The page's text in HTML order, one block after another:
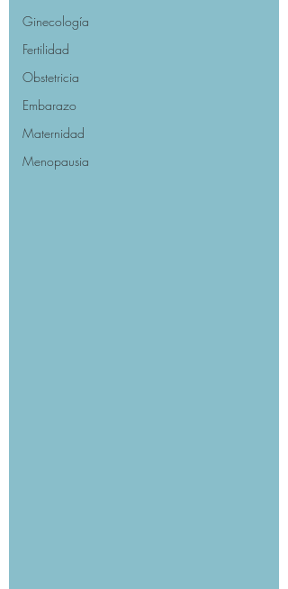
Ginecología
Fertilidad
Obstetricia
Embarazo
Maternidad
Menopausia